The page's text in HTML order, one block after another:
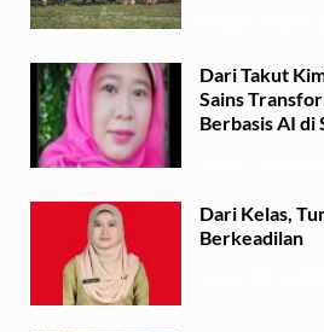
Dari Takut
Sains
Berbasis AI di
Dari Kelas,
Berkeadilan